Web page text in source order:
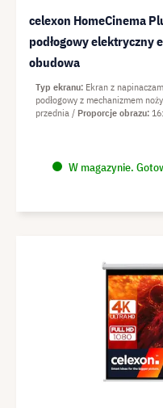
celexon HomeCinema
podłogowy elektryczny
obudowa
W magazynie.
Typ ekranu Ekran z
podłogowy z mechanizmem
przednia
Proporcje obrazu